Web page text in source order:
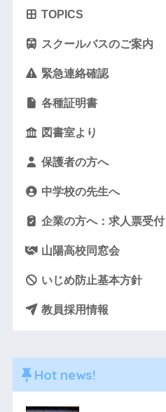
TOPICS
スクールバスのご案内
緊急連絡確認
各種証明書
図書室より
保護者の方へ
中学校の先生へ
企業の方へ：求人票受付
山陽高校同窓会
いじめ防止基本方針
教員採用情報
Hot news!